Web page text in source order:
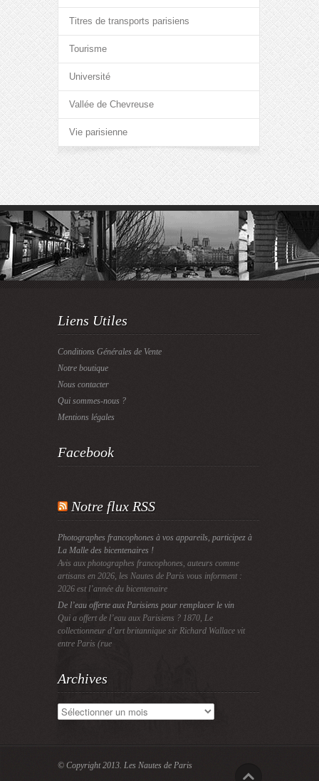
Titres de transports parisiens
Tourisme
Université
Vallée de Chevreuse
Vie parisienne
Liens Utiles
Conditions Générales de Vente
Notre boutique
Nous contacter
Qui sommes-nous ?
Mentions légales
Facebook
Notre flux RSS
Photographes francophones à vos appareils, participez à
La Malle des bicentenaires !
Avis aux photographes francophones, auteurs comme
artisans en 2026, les Nautes de Paris vous informent :
2026 est l’année du bicentenaire
De l’eau offerte aux Parisiens pour remplacer le vin
Qui a offert de l’eau aux Parisiens ? 1870, Le
collectionneur d’art britannique sir Richard Wallace vit
entre Paris (rue
Archives
Archives
© Copyright 2013. Les Nautes de Paris